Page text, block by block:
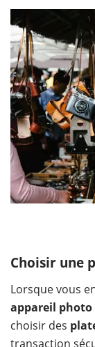
Choisir une
Lorsque vous
appareil photo
choisir des
transaction